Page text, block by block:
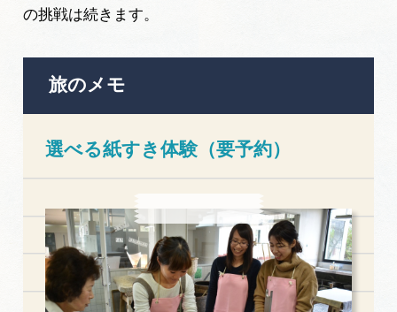
の挑戦は続きます。
旅のメモ
選べる紙すき体験（要予約）